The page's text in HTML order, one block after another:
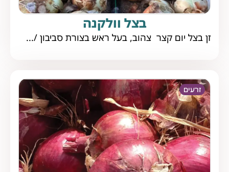
בצל וולקנה
זן בצל יום קצר צהוב, בעל ראש בצורת סביבון /...
זרעים